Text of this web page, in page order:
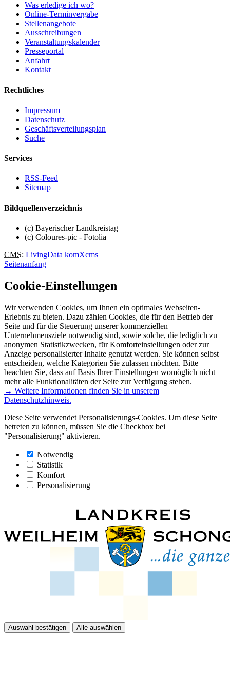
Was erledige ich wo?
Online-Terminvergabe
Stellenangebote
Ausschreibungen
Veranstaltungskalender
Presseportal
Anfahrt
Kontakt
Rechtliches
Impressum
Datenschutz
Geschäftsverteilungsplan
Suche
Services
RSS-Feed
Sitemap
Bildquellenverzeichnis
(c) Bayerischer Landkreistag
(c) Coloures-pic - Fotolia
CMS: LivingData komXcms
Seitenanfang
Cookie-Einstellungen
Wir verwenden Cookies, um Ihnen ein optimales Webseiten-
Erlebnis zu bieten. Dazu zählen Cookies, die für den Betrieb der
Seite und für die Steuerung unserer kommerziellen
Unternehmensziele notwendig sind, sowie solche, die lediglich zu
anonymen Statistikzwecken, für Komforteinstellungen oder zur
Anzeige personalisierter Inhalte genutzt werden. Sie können selbst
entscheiden, welche Kategorien Sie zulassen möchten. Bitte
beachten Sie, dass auf Basis Ihrer Einstellungen womöglich nicht
mehr alle Funktionalitäten der Seite zur Verfügung stehen.
→ Weitere Informationen finden Sie in unserem
Datenschutzhinweis.
Diese Seite verwendet Personalisierungs-Cookies. Um diese Seite
betreten zu können, müssen Sie die Checkbox bei
"Personalisierung" aktivieren.
Notwendig
Statistik
Komfort
Personalisierung
Auswahl bestätigen Alle auswählen